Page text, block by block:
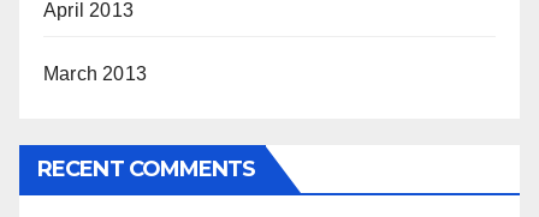
April 2013
March 2013
RECENT COMMENTS